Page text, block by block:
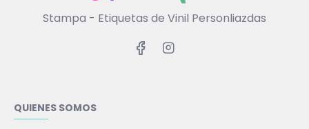
Stampa - Etiquetas de Vinil Personliazdas
QUIENES SOMOS